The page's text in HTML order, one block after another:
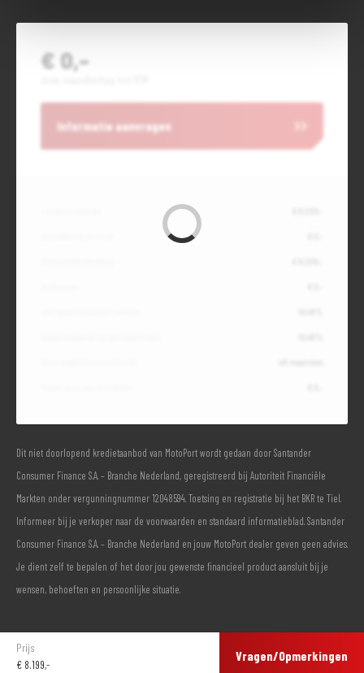
€ 0,-
Informatie aanvragen
Dit niet doorlopend kredietaanbod van MotoPort wordt gedaan door Santander
Consumer Finance S.A. – Branche Nederland, geregistreerd bij Autoriteit Financiële
Markten onder vergunningnummer 12048594. Toetsing en registratie bij het BKR te Tiel.
Informeer bij je verkoper naar de voorwaarden en standaard informatieblad. Santander
Consumer Finance S.A. – Branche Nederland en jouw MotoPort dealer geven geen advies.
Je dient zelf te bepalen of het door jou gewenste financieel product aansluit bij je
wensen, behoeften en persoonlijke situatie.
Prijs
€ 8.199,-
Vragen/Opmerkingen